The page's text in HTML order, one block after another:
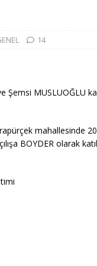
14
Şemsi MUSLUOĞLU
mahallesinde
BOYDER olarak